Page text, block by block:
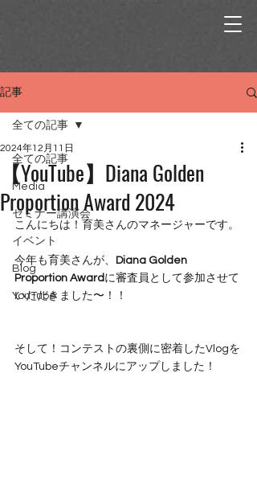
記事
全ての記事
Media
セミナー講演会
イベント
Blog
YouTube
全ての記事
【YouTube】Diana Golden
Proportion Award 2024
2024年12月11日
こんにちは！育美さんのマネージャーです。
今年も育美さんが、
Diana Golden
Proportion Award に審査員として参加させて
いただきました〜！！
そして！コンテストの裏側に密着したVlogを
YouTubeチャンネルにアップしました！